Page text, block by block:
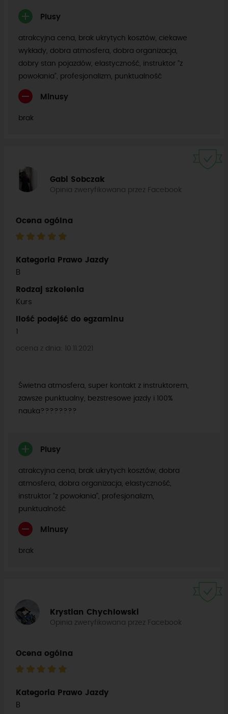
Plusy
atrakcyjna cena, brak ukrytych kosztów, ciekawe
wykłady, dobra atmosfera, dobra organizacja,
dobry stan pojazdów, elastyczność, instruktor “z
powołania”, profesjonalizm, punktualność
Minusy
brak
Ocena ogólna
Kategoria Prawo Jazdy
B
Rodzaj szkolenia
Kurs
Ilość podejść do egzaminu
1
ocena z dnia: 10.11.2021
Gabi Sobczak
Opinia zweryfikowana przez Facebook
Świetna atmosfera, super kontakt z instruktorem,
zawsze punktualny, bezstresowe jazdy i 100%
nauka????????
Plusy
atrakcyjna cena, brak ukrytych kosztów, dobra
atmosfera, dobra organizacja, elastyczność,
instruktor “z powołania”, profesjonalizm,
punktualność
Minusy
brak
Ocena ogólna
Kategoria Prawo Jazdy
B
Krystian Chychlowski
Opinia zweryfikowana przez Facebook